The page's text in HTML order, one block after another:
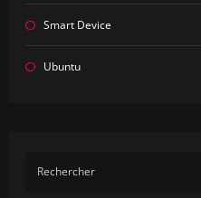
Smart Device
Ubuntu